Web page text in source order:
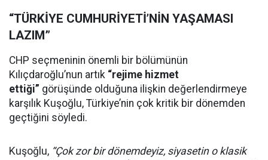
“TÜRKİYE CUMHURİYETİ’NİN YAŞAMASI
LAZIM”
CHP seçmeninin önemli bir bölümünün
Kılıçdaroğlu’nun artık “rejime hizmet
ettiği” görüşünde olduğuna ilişkin değerlendirmeye
karşılık Kuşoğlu, Türkiye’nin çok kritik bir dönemden
geçtiğini söyledi.
Kuşoğlu, “Çok zor bir dönemdeyiz, siyasetin o klasik